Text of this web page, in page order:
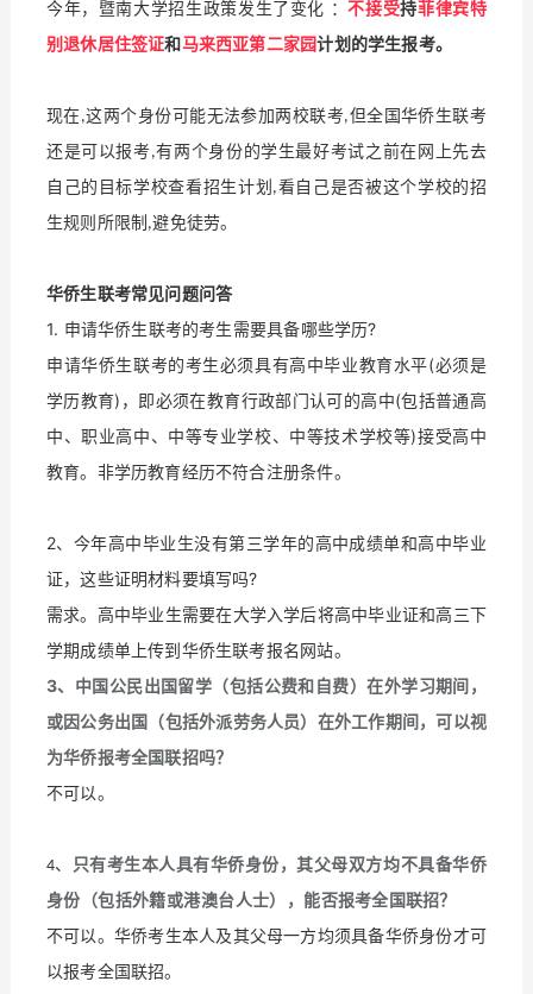
今年，暨南大学招生政策发生了变化 ：不接受持菲律宾特
别退休居住签证和 马来西亚第二家园计划的学生报考。
现在,这两个身份可能无法参加两校联考,但全国华侨生联考
还是可以报考,有两个身份的学生最好考试之前在网上先去
自己的目标学校查看招生计划,看自己是否被这个学校的招
生规则所限制,避免徒劳。
华侨生联考常见问题问答
1. 申请华侨生联考的考生需要具备哪些学历?
申请华侨生联考的考生必须具有高中毕业教育水平(必须是
学历教育)，即必须在教育行政部门认可的高中(包括普通高
中、职业高中、中等专业学校、中等技术学校等)接受高中
教育。非学历教育经历不符合注册条件。
2、今年高中毕业生没有第三学年的高中成绩单和高中毕业
证，这些证明材料要填写吗?
需求。高中毕业生需要在大学入学后将高中毕业证和高三下
学期成绩单上传到华侨生联考报名网站。
3、中国公民出国留学（包括公费和自费）在外学习期间，
或因公务出国（包括外派劳务人员）在外工作期间，可以视
为华侨报考全国联招吗？
不可以。
4、
只有考生本人具有华侨身份，其父母双方均不具备华侨
身份（包括外籍或港澳台人士），能否报考全国联招？
不可以。华侨考生本人及其父母一方均须具备华侨身份才可
以报考全国联招。